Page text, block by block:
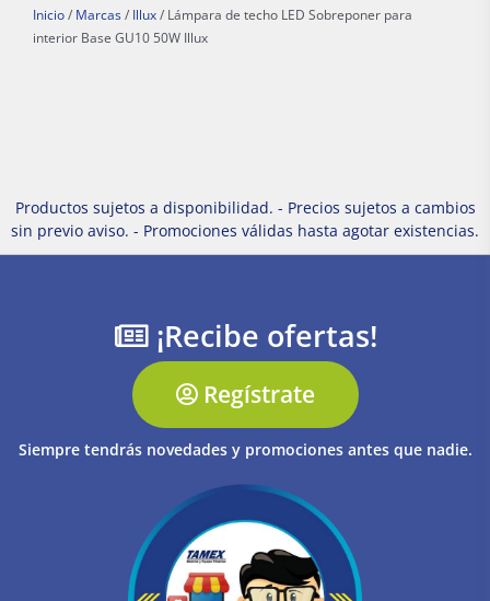
Inicio / Marcas / Illux / Lámpara de techo LED Sobreponer para
interior Base GU10 50W Illux
Productos sujetos a disponibilidad. - Precios sujetos a cambios
sin previo aviso. - Promociones válidas hasta agotar existencias.
¡Recibe ofertas!
Regístrate
Siempre tendrás novedades y promociones antes que nadie.